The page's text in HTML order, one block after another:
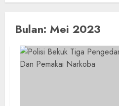
Bulan: Mei 2023